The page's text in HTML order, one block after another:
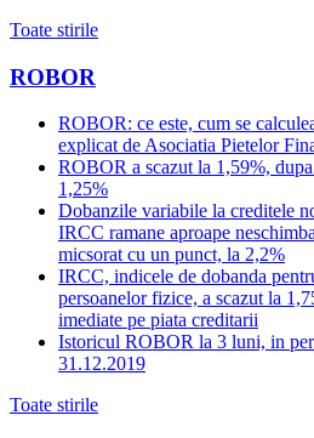
Toate stirile
ROBOR
ROBOR: ce este, cum se
explicat de Asociatia Pietelor
ROBOR a scazut la 1,59%,
1,25%
Dobanzile variabile la creditele
IRCC ramane aproape
micsorat cu un punct, la 2,2%
IRCC, indicele de dobanda
persoanelor fizice, a scazut la
imediate pe piata creditarii
Istoricul ROBOR la 3 luni, in
31.12.2019
Toate stirile